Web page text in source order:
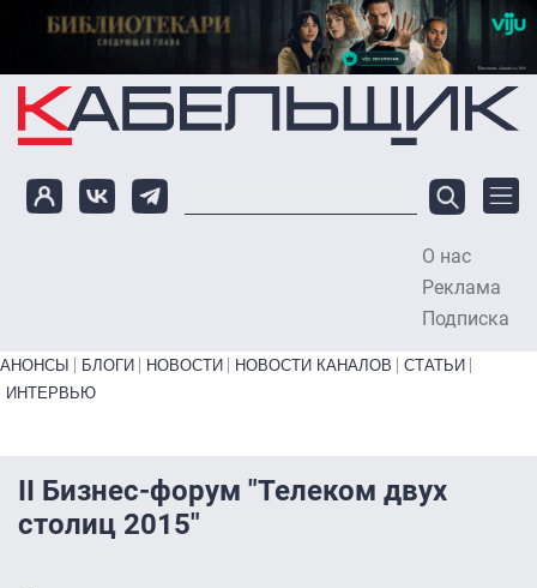
Перейти к основному содержанию
О нас
Реклама
Подписка
Primary links bottom
АНОНСЫ БЛОГИ НОВОСТИ НОВОСТИ КАНАЛОВ
СТАТЬИ
ИНТЕРВЬЮ
II Бизнес-форум "Телеком двух
столиц 2015"